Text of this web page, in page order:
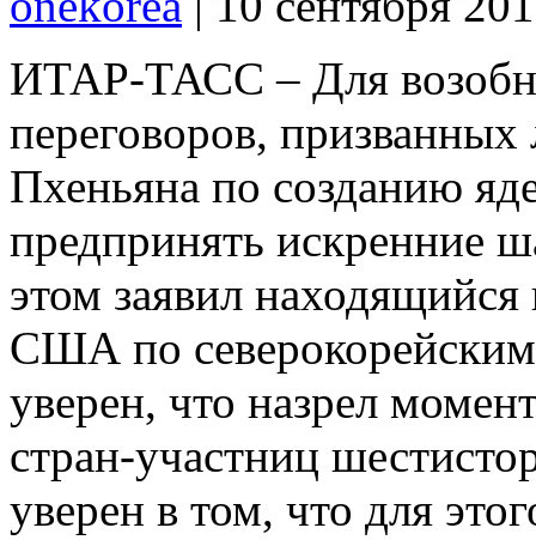
ИТАР-ТАСС – Для
переговоров,
Пхеньяна по созданию
предпринять искренние
этом заявил находящийся
США по
уверен, что назрел
стран-участниц
уверен в том, что для